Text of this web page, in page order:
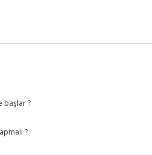
başlar ?
?